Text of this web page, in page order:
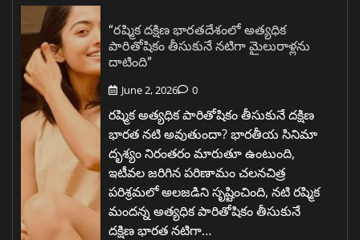
“రష్మిక దక్షిణ భారతదేశంలో అత్యధిక
పారితోషికం తీసుకునే నటిగా మైలురాళ్లను
దాటింది”
June 2, 2026 0
రష్మిక అత్యధిక పారితోషికం తీసుకునే దక్షిణ
భారత నటి అవుతుందా? భారతీయ సినిమా
దృశ్యం నిరంతరం మారుతూ ఉంటుంది,
ఇటీవల జరిగిన పరిణామం చలనచిత్ర
పరిశ్రమలో అలజడిని సృష్టించింది, నటి రష్మిక
మందన్న అత్యధిక పారితోషికం తీసుకునే
దక్షిణ భారత నటిగా…